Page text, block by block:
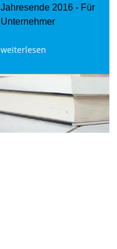
Jahresende 2016 - Für
Unternehmer
weiterlesen